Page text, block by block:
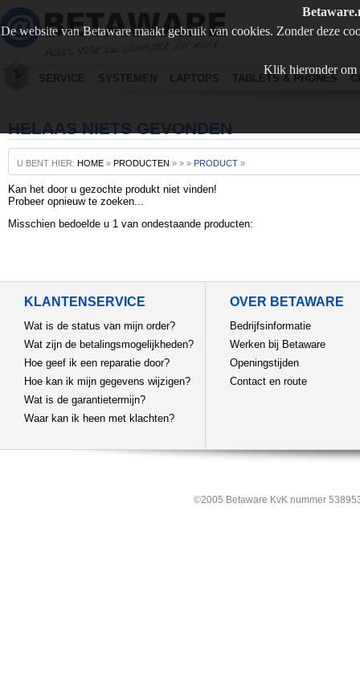
De website van Betaware maakt gebruik van cookies. Zonder deze
Klik hieronder om
SERVICE SYSTEMEN LAPTOPS TABLETS & PHONES
HELAAS NIETS GEVONDEN
U BENT HIER: HOME » PRODUCTEN » » » PRODUCT »
Kan het door u gezochte produkt niet vinden!
Probeer opnieuw te zoeken...
Misschien bedoelde u 1 van ondestaande producten:
KLANTENSERVICE
Wat is de status van mijn order?
Wat zijn de betalingsmogelijkheden?
Hoe geef ik een reparatie door?
Hoe kan ik mijn gegevens wijzigen?
Wat is de garantietermijn?
Waar kan ik heen met klachten?
OVER BETAWARE
Bedrijfsinformatie
Werken bij Betaware
Openingstijden
Contact en route
©2005 Betaware KvK nummer